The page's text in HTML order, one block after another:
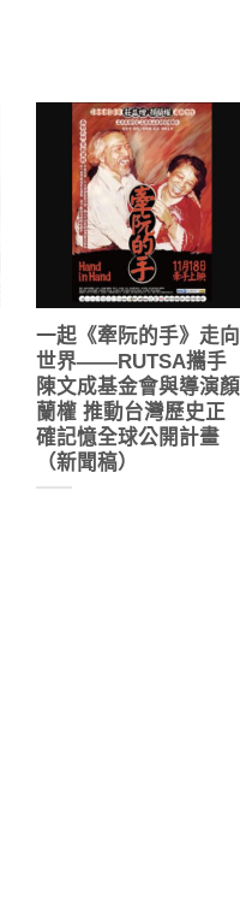
一起《牽阮的手》走向
世界——RUTSA攜手
陳文成基金會與導演顏
蘭權 推動台灣歷史正
確記憶全球公開計畫
（新聞稿）